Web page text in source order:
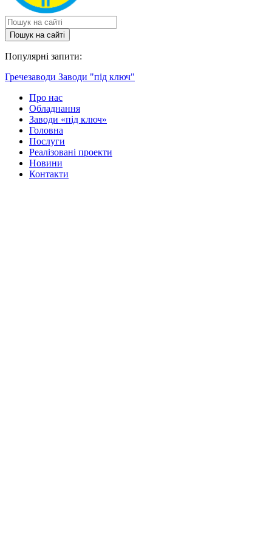
Пошук на сайтi
Популярні запити:
Гречезаводи Заводи "під ключ"
Про нас
Обладнання
Заводи «під ключ»
Головна
Послуги
Реалізовані проекти
Новини
Контакти